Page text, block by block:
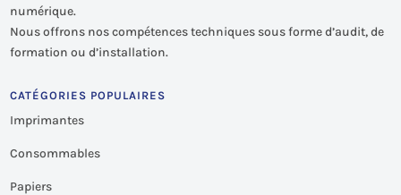
numérique.
Nous offrons nos compétences techniques sous forme d’audit, de
formation ou d’installation.
CATÉGORIES POPULAIRES
Imprimantes
Consommables
Papiers